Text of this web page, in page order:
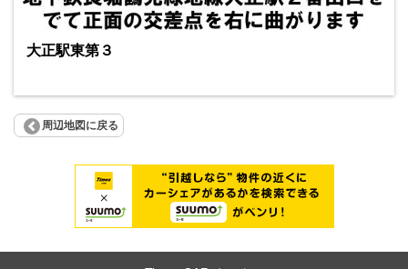
大正駅東第３
周辺地図に戻る